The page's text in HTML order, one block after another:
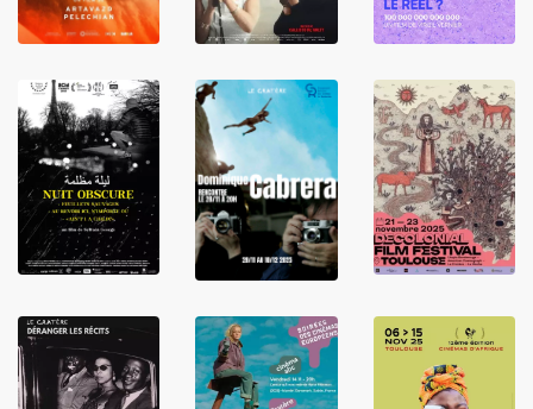
LIRE LIRE LIRE